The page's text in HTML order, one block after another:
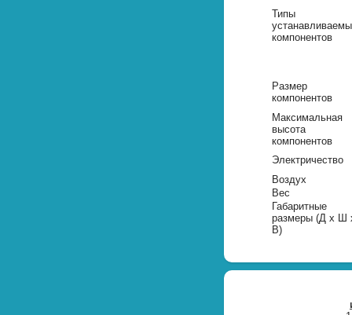
Типы
компонентов
Размер
компонентов
Максимальная
высота
компонентов
Электричество
Воздух
Вес
Габаритные
размеры (Д х Ш
В)